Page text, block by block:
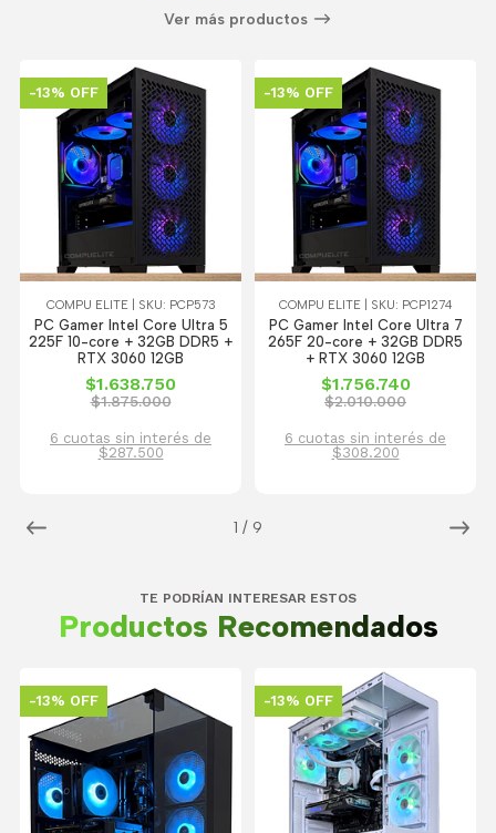
Ver más productos
1 / 9
-13% OFF
COMPU ELITE | SKU: PCP573
PC Gamer Intel Core Ultra 5
225F 10-core + 32GB DDR5 +
RTX 3060 12GB
$1.638.750
$1.875.000
6 cuotas sin interés de
$287.500
-13% OFF
COMPU ELITE | SKU: PCP1274
PC Gamer Intel Core Ultra 7
265F 20-core + 32GB DDR5
+ RTX 3060 12GB
$1.756.740
$2.010.000
6 cuotas sin interés de
$308.200
TE PODRÍAN INTERESAR ESTOS
Productos Recomendados
-13% OFF -13% OFF